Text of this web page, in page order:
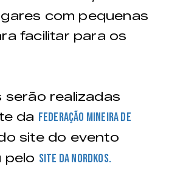
com pequenas
facilitar para os
serão realizadas
da Federação Mineira de
site do evento
pelo site da Nordkos.